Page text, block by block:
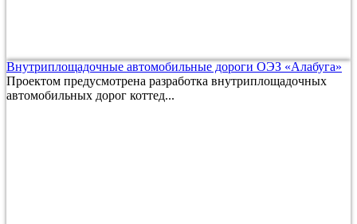
Внутриплощадочные автомобильные дороги ОЭЗ «Алабуга»
Проектом предусмотрена разработка внутриплощадочных
автомобильных дорог коттед...